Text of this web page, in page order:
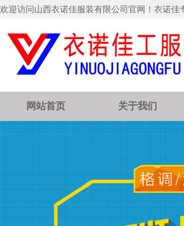
欢迎访问山西衣诺佳服装有限公司官网！衣诺佳
网站首页 关于我们